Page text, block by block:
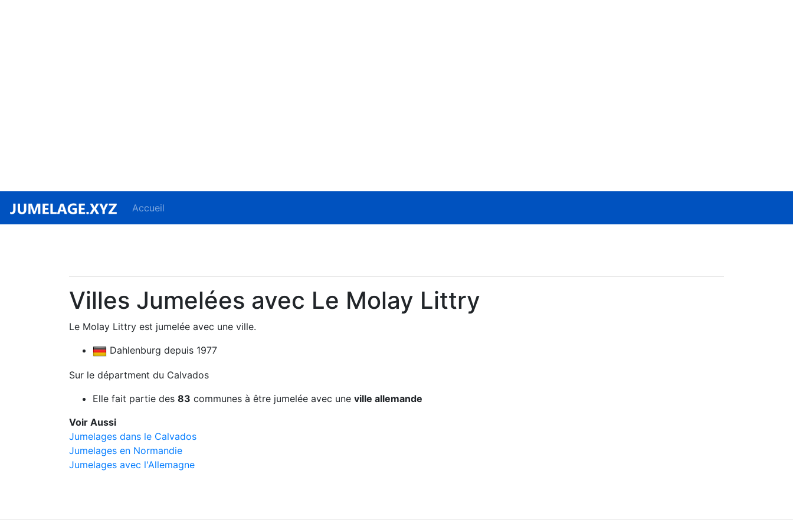
Accueil
Villes Jumelées avec Le Molay Littry
Le Molay Littry est jumelée avec une ville.
Dahlenburg depuis 1977
Sur le départment du Calvados
Elle fait partie des 83 communes à être jumelée avec une ville allemande
Voir Aussi
Jumelages dans le Calvados
Jumelages en Normandie
Jumelages avec l'Allemagne